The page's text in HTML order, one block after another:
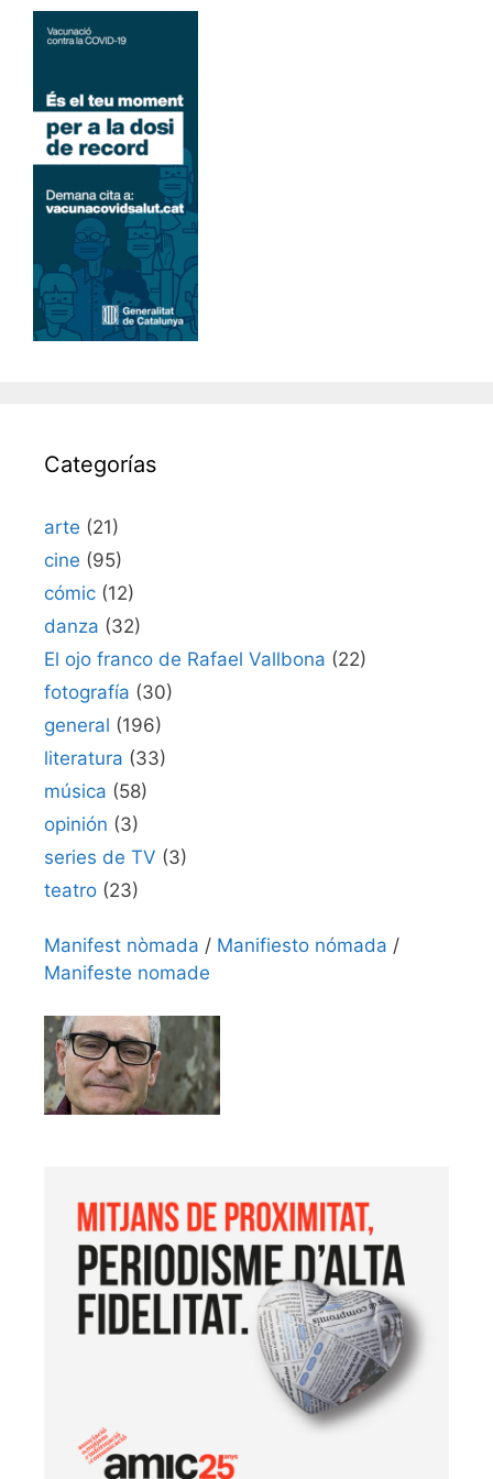
Categorías
arte (21)
cine (95)
cómic (12)
danza (32)
El ojo franco de Rafael Vallbona (22)
fotografía (30)
general (196)
literatura (33)
música (58)
opinión (3)
series de TV (3)
teatro (23)
Manifest nòmada / Manifiesto nómada /
Manifeste nomade